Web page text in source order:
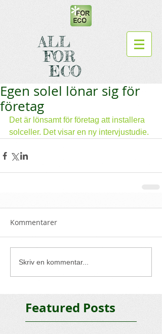
ALL
FOR
ECO
Featured Posts
Egen solel lönar sig för
företag
Det är lönsamt för företag att installera
solceller. Det visar en ny intervjustudie.
Kommentarer
Skriv en kommentar...